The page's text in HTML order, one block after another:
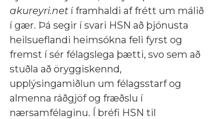
akureyri.net í framhaldi af frétt um málið
í gær. Þá segir í svari HSN að þjónusta
heilsueflandi heimsókna feli fyrst og
fremst í sér félagslega þætti, svo sem að
stuðla að öryggiskennd,
upplýsingamiðlun um félagsstarf og
almenna ráðgjöf og fræðslu í
nærsamfélaginu. Í bréfi HSN til